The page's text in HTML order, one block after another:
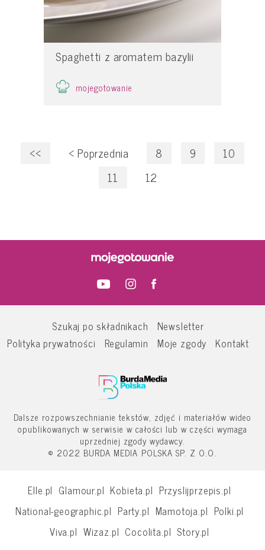
Spaghetti z aromatem bazylii
mojegotowanie
<< < Poprzednia 8 9
10
11
12
Szukaj po składnikach
Newsletter
Polityka prywatności
Regulamin Moje zgody Kontakt
Dalsze rozpowszechnianie tekstów, zdjęć i materiałów wideo
opublikowanych w serwisie w całości lub w części wymaga
uprzedniej zgody wydawcy.
© 2022 BURDA MEDIA POLSKA SP. Z O.O.
Elle.pl Glamour.pl Kobieta.pl Przyslijprzepis.pl
National-geographic.pl Party.pl Mamotoja.pl Polki.pl
Viva.pl Wizaz.pl Cocolita.pl Story.pl